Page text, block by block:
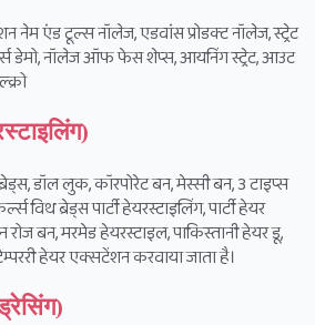
नेम एंड टूल्स नॉलेज, एडवांस प्रोडक्ट नॉलेज, स्ट्रेट
डेमो, नॉलेज ऑफ फेस शेप्स, आयनिंग स्ट्रेट, आउट
डॉल लुक, कॉरपोरेट बन, मेस्सी बन, 3 टाइप्स
विथ ब्रेड्स पार्टी हेयरस्टाइलिंग, पार्टी हेयर
बन, मरमेड हेयरस्टाइल, पाकिस्तानी हेयर डू,
हेयर एक्सटेंशन करवाया जाता है।